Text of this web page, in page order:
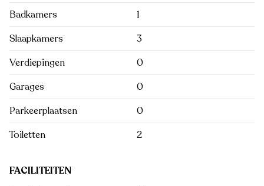
Badkamers
1
Slaapkamers
3
Verdiepingen
0
Garages
0
Parkeerplaatsen
0
Toiletten
2
FACILITEITEN